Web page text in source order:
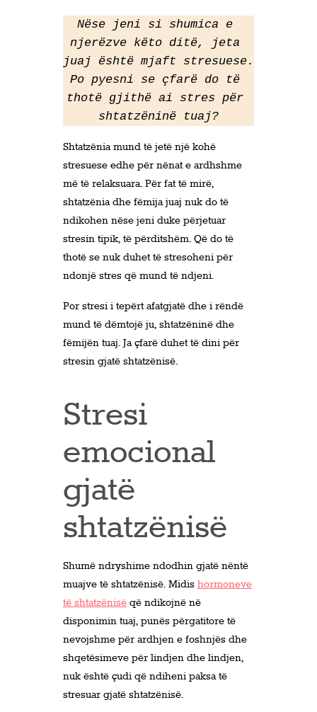
Nëse jeni si shumica e
njerëzve këto ditë, jeta
juaj është mjaft stresuese.
Po pyesni se çfarë do të
thotë gjithë ai stres për
shtatzëninë tuaj?
Shtatzënia mund të jetë një kohë
stresuese edhe për nënat e ardhshme
më të relaksuara. Për fat të mirë,
shtatzënia dhe fëmija juaj nuk do të
ndikohen nëse jeni duke përjetuar
stresin tipik, të përditshëm. Që do të
thotë se nuk duhet të stresoheni për
ndonjë stres që mund të ndjeni.
Por stresi i tepërt afatgjatë dhe i rëndë
mund të dëmtojë ju, shtatzëninë dhe
fëmijën tuaj. Ja çfarë duhet të dini për
stresin gjatë shtatzënisë.
Stresi
emocional
gjatë
shtatzënisë
Shumë ndryshime ndodhin gjatë nëntë
muajve të shtatzënisë. Midis hormoneve
të shtatzënisë që ndikojnë në
disponimin tuaj, punës përgatitore të
nevojshme për ardhjen e foshnjës dhe
shqetësimeve për lindjen dhe lindjen,
nuk është çudi që ndiheni paksa të
stresuar gjatë shtatzënisë.